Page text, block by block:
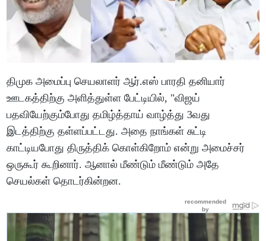
திமுக அமைப்பு செயலாளர் ஆர்.எஸ் பாரதி தனியார்
ஊடகத்திற்கு அளித்துள்ள பேட்டியில், "விஜய்
பதவியேற்கும்போது தமிழ்த்தாய் வாழ்த்து 3வது
இடத்திற்கு தள்ளப்பட்டது. அதை நாங்கள் சுட்டி
காட்டியபோது திருத்திக் கொள்கிறோம் என்று அமைச்சர்
ஒருகூர் கூறினார். ஆனால் மீண்டும் மீண்டும் அதே
செயல்கள் தொடர்கின்றன.